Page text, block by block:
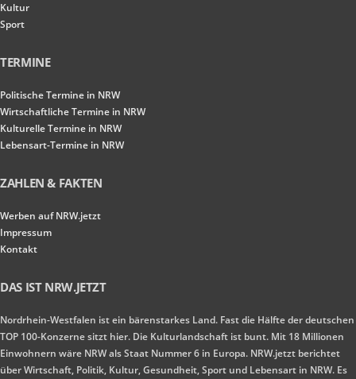
Kultur
Sport
TERMINE
Politische Termine in NRW
Wirtschaftliche Termine in NRW
Kulturelle Termine in NRW
Lebensart-Termine in NRW
ZAHLEN & FAKTEN
Werben auf NRW.jetzt
Impressum
Kontakt
DAS IST NRW.JETZT
Nordrhein-Westfalen ist ein bärenstarkes Land. Fast die Hälfte der deutschen
TOP 100-Konzerne sitzt hier. Die Kulturlandschaft ist bunt. Mit 18 Millionen
Einwohnern wäre NRW als Staat Nummer 6 in Europa. NRW.jetzt berichtet
über Wirtschaft, Politik, Kultur, Gesundheit, Sport und Lebensart in NRW. Es